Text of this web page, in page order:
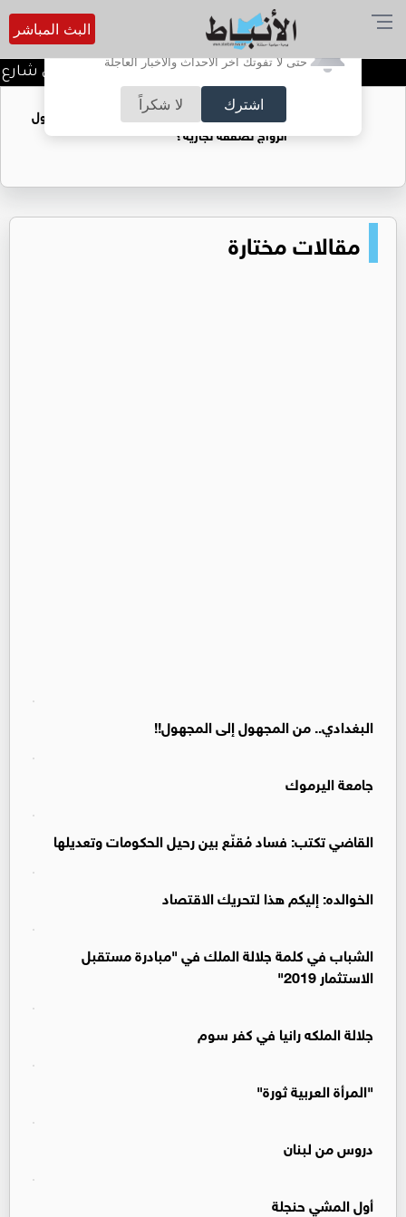
أترغب في تفعيل الإشعارات؟
حتى لا تفوتك آخر الأحداث والأخبار العاجلة
اشترك لا شكراً
البث المباشر
توقيف شبكات دعارة في شارع
فتيات يستغللنه لتحقيق مكاسب مادية.. هل تحول
الزواج لصفقة تجارية؟
مقالات مختارة
البغدادي.. من المجهول إلى المجهول!!
جامعة اليرموك
القاضي تكتب: فساد مُقنّع بين رحيل الحكومات وتعديلها
الخوالده: إليكم هذا لتحريك الاقتصاد
الشباب في كلمة جلالة الملك في "مبادرة مستقبل
الاستثمار 2019"
جلالة الملكه رانيا في كفر سوم
"المرأة العربية ثورة"
دروس من لبنان
أول المشي حنجلة